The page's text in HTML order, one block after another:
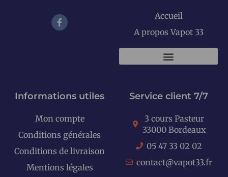
Accueil
A propos Vapot 33
Informations utiles
Mon compte
Conditions générales
Conditions de livraison
Mentions légales
Service client 7/7
3 cours Pasteur
33000 Bordeaux
05 47 33 02 02
contact@vapot33.fr